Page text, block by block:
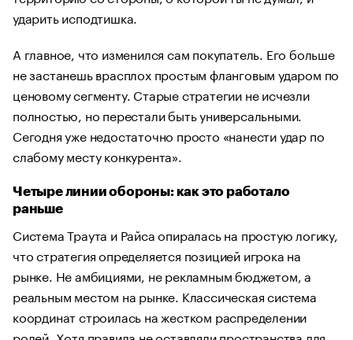
ударить исподтишка.
А главное, что изменился сам покупатель. Его больше
не застанешь врасплох простым фланговым ударом по
ценовому сегменту. Старые стратегии не исчезли
полностью, но перестали быть универсальными.
Сегодня уже недостаточно просто «нанести удар по
слабому месту конкурента».
Четыре линии обороны: как это работало
раньше
Система Траута и Райса опиралась на простую логику,
что стратегия определяется позицией игрока на
рынке. Не амбициями, не рекламным бюджетом, а
реальным местом на рынке. Классическая система
координат строилась на жестком распределении